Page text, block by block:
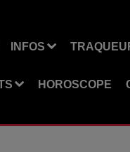
INFOS
HOROSCOPE